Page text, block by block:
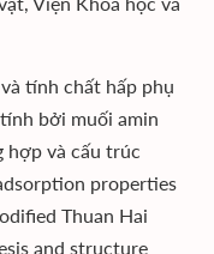
tính chất hấp phụ
bởi muối amin
hợp và cấu trúc
properties
Thuan Hai
and structure